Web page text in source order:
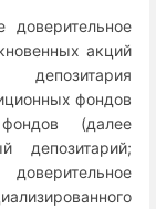
акций
фондов
(далее
депозитарий;